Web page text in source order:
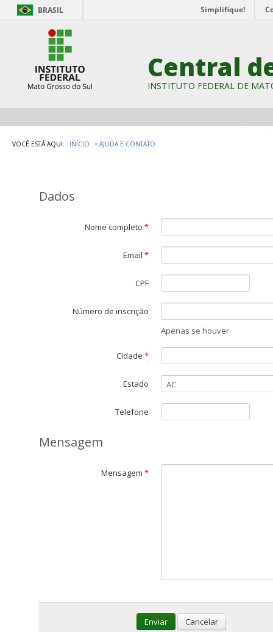
BRASIL Simplifique!
Central
INSTITUTO FEDERAL DE
VOCÊ ESTÁ AQUI: INÍCIO AJUDA E CONTATO
Dados
Nome completo *
Email *
CPF
Número de inscrição
Apenas se houver
Cidade *
Estado
Telefone
Mensagem
Mensagem *
Enviar Cancelar